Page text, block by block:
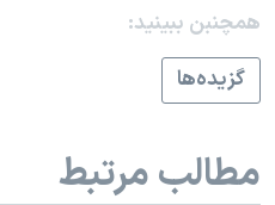
همچنبن ببینید:
گزيده‌ها
مطالب مرتبط